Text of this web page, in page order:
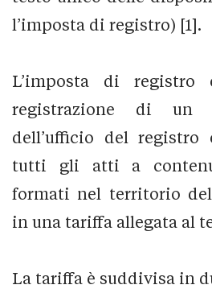
l’imposta di registro) [1].
L’imposta di registro
registrazione di
dell’ufficio del
tutti gli atti a
formati nel territorio
in una tariffa allegata al
La tariffa è suddivisa in